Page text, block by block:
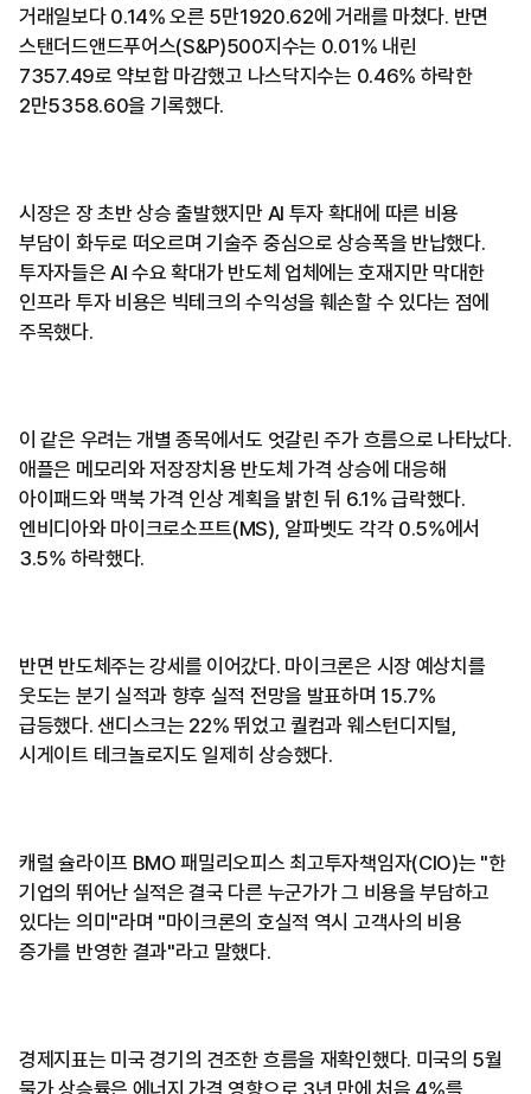
거래일보다 0.14% 오른 5만1920.62에 거래를 마쳤다. 반면
스탠더드앤드푸어스(S&P)500지수는 0.01% 내린
7357.49로 약보합 마감했고 나스닥지수는 0.46% 하락한
2만5358.60을 기록했다.
시장은 장 초반 상승 출발했지만 AI 투자 확대에 따른 비용
부담이 화두로 떠오르며 기술주 중심으로 상승폭을 반납했다.
투자자들은 AI 수요 확대가 반도체 업체에는 호재지만 막대한
인프라 투자 비용은 빅테크의 수익성을 훼손할 수 있다는 점에
주목했다.
이 같은 우려는 개별 종목에서도 엇갈린 주가 흐름으로 나타났다.
애플은 메모리와 저장장치용 반도체 가격 상승에 대응해
아이패드와 맥북 가격 인상 계획을 밝힌 뒤 6.1% 급락했다.
엔비디아와 마이크로소프트(MS), 알파벳도 각각 0.5%에서
3.5% 하락했다.
반면 반도체주는 강세를 이어갔다. 마이크론은 시장 예상치를
웃도는 분기 실적과 향후 실적 전망을 발표하며 15.7%
급등했다. 샌디스크는 22% 뛰었고 퀄컴과 웨스턴디지털,
시게이트 테크놀로지도 일제히 상승했다.
캐럴 슐라이프 BMO 패밀리오피스 최고투자책임자(CIO)는 "한
기업의 뛰어난 실적은 결국 다른 누군가가 그 비용을 부담하고
있다는 의미"라며 "마이크론의 호실적 역시 고객사의 비용
증가를 반영한 결과"라고 말했다.
경제지표는 미국 경기의 견조한 흐름을 재확인했다. 미국의 5월
물가 상승률은 에너지 가격 영향으로 3년 만에 처음 4%를